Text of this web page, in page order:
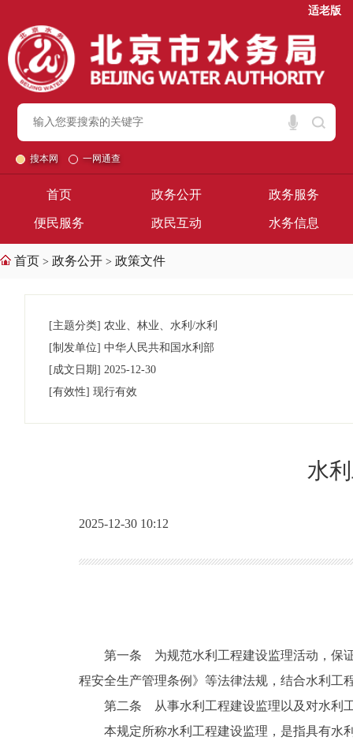
适老版
搜本网 一网通查
首页 政务公开 政务服务
便民服务 政民互动 水务信息
首页 > 政务公开 > 政策文件
[主题分类] 农业、林业、水利/水利
[制发单位] 中华人民共和国水利部
[成文日期] 2025-12-30
[有效性] 现行有效
水
2025-12-30 10:12
第一条 为规范水利工程建设监理活动，保
程安全生产管理条例》等法律法规，结合水利工
第二条 从事水利工程建设监理以及对水利
本规定所称水利工程建设监理，是指具有水